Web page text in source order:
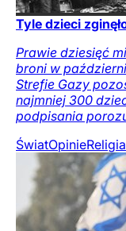
Tyle dzieci
Prawie dziesięć
broni w
Strefie Gazy
najmniej 300
podpisania
ŚwiatOpinieReligia